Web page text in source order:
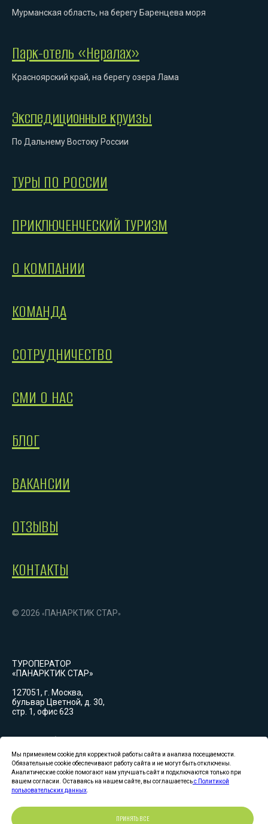
Мурманская область, на берегу Баренцева моря
Парк-отель «Нералах»
Красноярский край, на берегу озера Лама
Экспедиционные круизы
По Дальнему Востоку России
ТУРЫ ПО РОССИИ
ПРИКЛЮЧЕНЧЕСКИЙ ТУРИЗМ
О КОМПАНИИ
КОМАНДА
СОТРУДНИЧЕСТВО
СМИ О НАС
БЛОГ
ВАКАНСИИ
ОТЗЫВЫ
КОНТАКТЫ
© 2026 « ПАНАРКТИК СТАР»
ТУРОПЕРАТОР
«ПАНАРКТИК СТАР»
127051, г. Москва,
бульвар Цветной, д. 30,
стр. 1, офис 623
Пн-Вс: 09:00-18:00
(GMT+3)
Лицензия туроператора
РТО 22 273
Политика конфиденциальности
Мы применяем cookie для корректной работы сайта и анализа посещаемости.
Обязательные cookie обеспечивают работу сайта и не могут быть отключены.
Аналитические cookie помогают нам улучшать сайт и подключаются только при
вашем согласии. Оставаясь на нашем сайте, вы соглашаетесьс Политикой
пользовательских данных.
ПРИНЯТЬ ВСЕ